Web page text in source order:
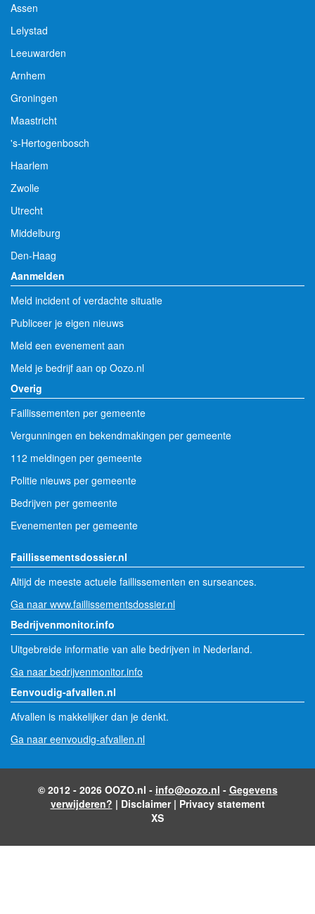
Assen
Lelystad
Leeuwarden
Arnhem
Groningen
Maastricht
's-Hertogenbosch
Haarlem
Zwolle
Utrecht
Middelburg
Den-Haag
Aanmelden
Meld incident of verdachte situatie
Publiceer je eigen nieuws
Meld een evenement aan
Meld je bedrijf aan op Oozo.nl
Overig
Faillissementen per gemeente
Vergunningen en bekendmakingen per gemeente
112 meldingen per gemeente
Politie nieuws per gemeente
Bedrijven per gemeente
Evenementen per gemeente
Faillissementsdossier.nl
Altijd de meeste actuele faillissementen en surseances.
Ga naar www.faillissementsdossier.nl
Bedrijvenmonitor.info
Uitgebreide informatie van alle bedrijven in Nederland.
Ga naar bedrijvenmonitor.info
Eenvoudig-afvallen.nl
Afvallen is makkelijker dan je denkt.
Ga naar eenvoudig-afvallen.nl
© 2012 - 2026 OOZO.nl - info@oozo.nl - Gegevens
verwijderen? | Disclaimer| Privacy statement
XS